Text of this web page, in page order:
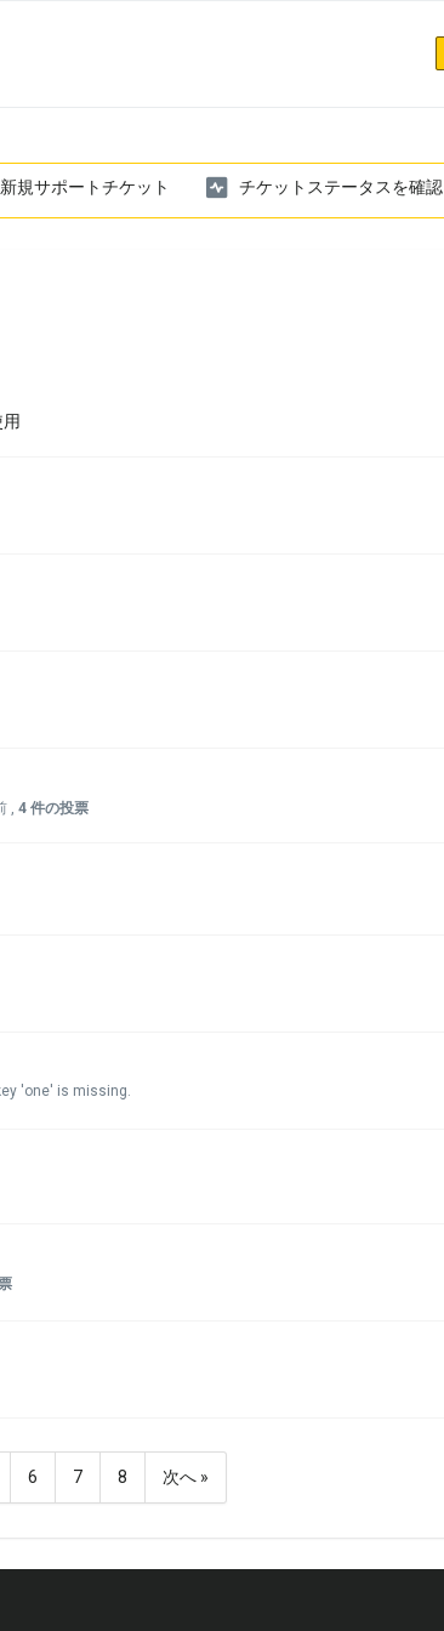
新規サポートチケット チケットステータスを確認
, 4 件の投票
'one' is missing.
6 7 8 次へ »